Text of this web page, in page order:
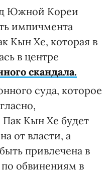
Южной Кореи
импичмента
Кын Хе, которая в
в центре
скандала.
суда, которое
Пак Кын Хе будет
от власти, а
привлечена в
обвинениям в